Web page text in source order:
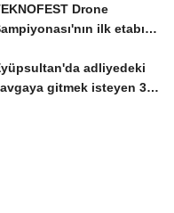
Drone
ilk etabı
adliyedeki
gitmek isteyen 3